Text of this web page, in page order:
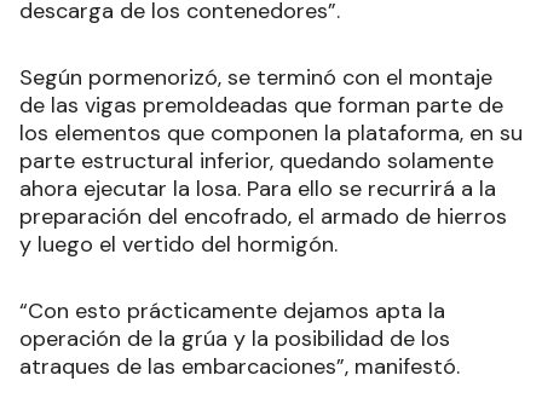
descarga de los contenedores”.
Según pormenorizó, se terminó con el montaje
de las vigas premoldeadas que forman parte de
los elementos que componen la plataforma, en su
parte estructural inferior, quedando solamente
ahora ejecutar la losa. Para ello se recurrirá a la
preparación del encofrado, el armado de hierros
y luego el vertido del hormigón.
“Con esto prácticamente dejamos apta la
operación de la grúa y la posibilidad de los
atraques de las embarcaciones”, manifestó.